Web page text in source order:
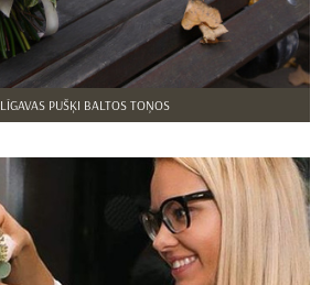
LĪGAVAS PUŠĶI BALTOS TOŅOS